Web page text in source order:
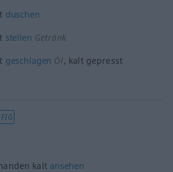
duschen
stellen Getränk
geschlagen Öl, kalt gepresst
FIG
kalt ansehen